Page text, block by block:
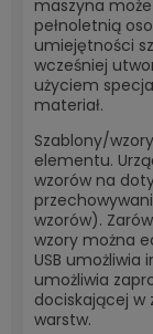
maszyna
pełnoletnią
umiejętności
wcześniej
użyciem
materiał.
Szablony/
elementu.
wzorów na
wzorów).
wzory można
USB
umożliwia
dociskającej w
warstw.